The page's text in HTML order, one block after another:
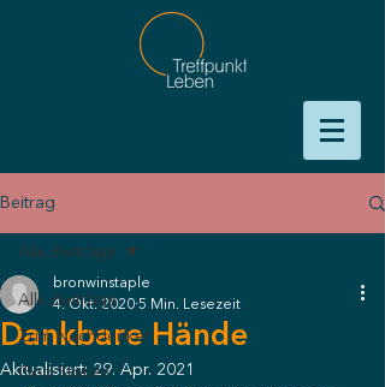
Beitrag
Alle Beiträge
Zum Nachdenken
God Stories
Alle Beiträge
Dankbare Hände
bronwinstaple
4. Okt. 2020 5 Min. Lesezeit
Aktualisiert:29. Apr. 2021